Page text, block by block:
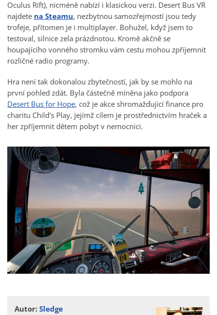
Oculus Rift), nicméně nabízí i klasickou verzi. Desert Bus VR
najdete na Steamu, nezbytnou samozřejmostí jsou tedy
trofeje, přítomen je i multiplayer. Bohužel, když jsem to
testoval, silnice zela prázdnotou. Kromě akčně se
houpajícího vonného stromku vám cestu mohou zpříjemnit
rozličné radio programy.
Hra není tak dokonalou zbytečností, jak by se mohlo na
první pohled zdát. Byla částečně míněna jako podpora
Desert Bus for Hope, což je akce shromažďující finance pro
charitu Child's Play, jejímž cílem je prostřednictvím hraček a
her zpříjemnit dětem pobyt v nemocnici.
Autor:Sledge